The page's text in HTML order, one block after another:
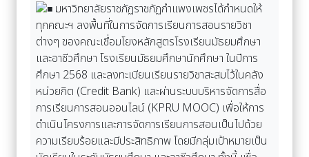
มหาวิทยาลัยราชภัฏราชภัฏกำแพงเพชรได้กำหนดให้
ทุกคณะฯ ลงพื้นที่ในการจัดการเรียนการสอนรายวิชา
ต่างๆ ของคณะเชื่อมโยงหลักสูตรโรงเรียนมัธยมศึกษา
และอาชีวศึกษา โรงเรียนมัธยมศึกษานักศึกษา ในปีการ
ศึกษา 2568 และลงทะเบียนเรียนรายวิชาสะสมไว้ในคลัง
หน่วยกิต (Credit Bank) และผ่านระบบบริหารจัดการสื่อ
การเรียนการสอนออนไลน์ (KPRU MOOC) เพื่อให้การ
ดำเนินโครงการและการจัดการเรียนการสอนเป็นไปด้วย
ความเรียบร้อยและมีประสิทธิภาพ โดยมีกลุ่มเป้าหมายเป็น